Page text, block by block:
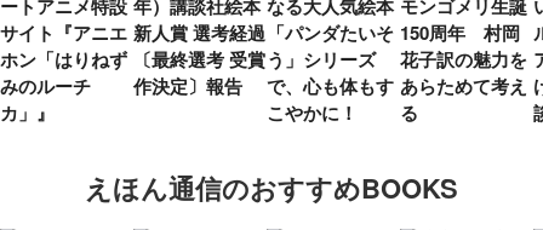
ートアニメ特設
サイト『アニエ
ホン「はりねず
みのルーチ
カ」』
年）講談社絵本
新人賞 選考経過
〔最終選考 受賞
作決定〕報告
なる大人気絵本
「パンダたいそ
う」シリーズ
で、心も体もす
こやかに！
モンゴメリ生誕
150周年 村岡
花子訳の魅力を
あらためて考え
る
えほん通信のおすすめBOOKS